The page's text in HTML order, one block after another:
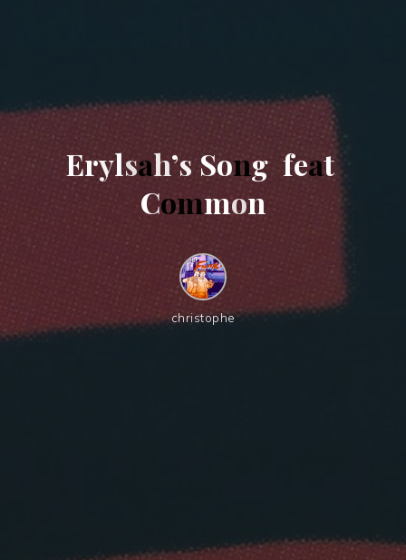
Erylsah’s Song feat
Common
christophe